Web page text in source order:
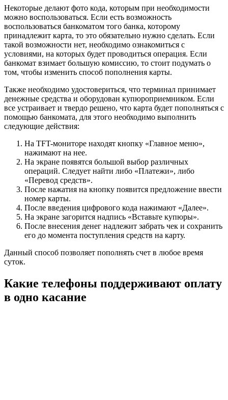
Некоторые делают фото кода, которым при необходимости
можно воспользоваться. Если есть возможность
воспользоваться банкоматом того банка, которому
принадлежит карта, то это обязательно нужно сделать. Если
такой возможности нет, необходимо ознакомиться с
условиями, на которых будет проводиться операция. Если
банкомат взимает большую комиссию, то стоит подумать о
том, чтобы изменить способ пополнения карты.
Также необходимо удостовериться, что терминал принимает
денежные средства и оборудован купюроприемником. Если
все устраивает и твердо решено, что карта будет пополняться с
помощью банкомата, для этого необходимо выполнить
следующие действия:
На TFT-мониторе находят кнопку «Главное меню»,
нажимают на нее.
На экране появятся большой выбор различных
операций. Следует найти либо «Платежи», либо
«Перевод средств».
После нажатия на кнопку появится предложение ввести
номер карты.
После введения цифрового кода нажимают «Далее».
На экране загорится надпись «Вставьте купюры».
После внесения денег надлежит забрать чек и сохранить
его до момента поступления средств на карту.
Данный способ позволяет пополнять счет в любое время
суток.
Какие телефоны поддерживают оплату
в одно касание